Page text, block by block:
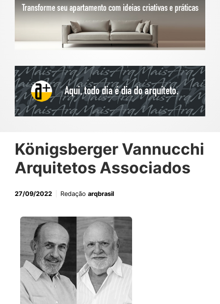
Königsberger Vannucchi
Arquitetos Associados
27/09/2022 Redação arqbrasil